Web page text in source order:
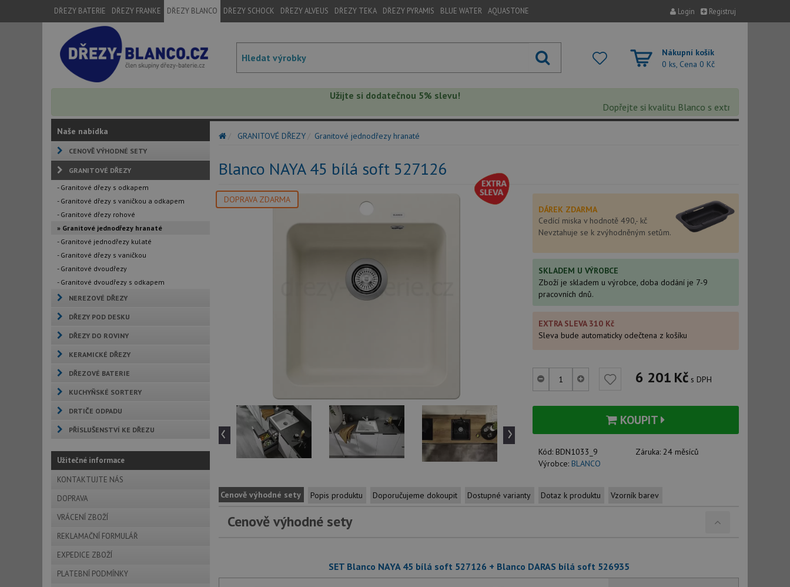
DŘEZY BATERIE DŘEZY FRANKE DŘEZY BLANCO DŘEZY SCHOCK DŘEZY ALVEUS DŘEZY TEKA DŘEZY PYRAMIS BLUE WATER AQUASTONE Login Registruj
Nákupní košík
0 ks, Cena 0 Kč
Užijte si dodatečnou 5% slevu!
Dopřejte si kvalitu Blanco s extra 5% slevou –
Naše nabídka
CENOVĚ VÝHODNÉ SETY
GRANITOVÉ DŘEZY
- Granitové dřezy s odkapem
- Granitové dřezy s vaničkou a odkapem
- Granitové dřezy rohové
» Granitové jednodřezy hranaté
- Granitové jednodřezy kulaté
- Granitové dřezy s vaničkou
- Granitové dvoudřezy
- Granitové dvoudřezy s odkapem
NEREZOVÉ DŘEZY
DŘEZY POD DESKU
DŘEZY DO ROVINY
KERAMICKÉ DŘEZY
DŘEZOVÉ BATERIE
KUCHYŇSKÉ SORTERY
DRTIČE ODPADU
PŘÍSLUŠENSTVÍ KE DŘEZU
Užitečné informace
KONTAKTUJTE NÁS
DOPRAVA
VRÁCENÍ ZBOŽÍ
REKLAMAČNÍ FORMULÁŘ
EXPEDICE ZBOŽÍ
PLATEBNÍ PODMÍNKY
GRANITOVÉ DŘEZY Granitové jednodřezy hranaté
Blanco NAYA 45 bílá soft 527126
DOPRAVA ZDARMA
‹ ›
DÁREK ZDARMA
Cedící miska v hodnotě 490,- kč
Nevztahuje se k zvýhodněným setům.
SKLADEM U VÝROBCE
Zboží je skladem u výrobce, doba dodání je 7-9
pracovních dnů.
EXTRA SLEVA 310 Kč
Sleva bude automaticky odečtena z košíku
6 201 Kč s DPH
KOUPIT
Kód: BDN1033_9 Záruka:24 měsíců
Výrobce: BLANCO
Cenově výhodné sety Popis produktu Doporučujeme dokoupit Dostupné varianty Dotaz k produktu Vzorník barev
Cenově výhodné sety
SET Blanco NAYA 45 bílá soft 527126 + Blanco DARAS bílá soft 526935